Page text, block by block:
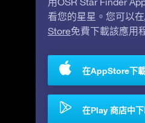
看您的星星。您可以在
Store免費下載該應用
在AppStore下
在Play 商店中